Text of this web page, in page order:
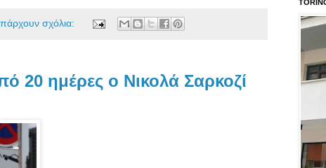
σχόλια:
20 ημέρες ο Νικολά Σαρκοζί